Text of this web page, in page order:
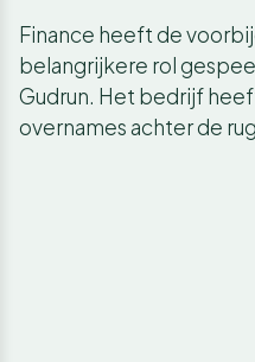
Finance heeft de
belangrijkere rol
Gudrun. Het bedrijf
overnames achter de